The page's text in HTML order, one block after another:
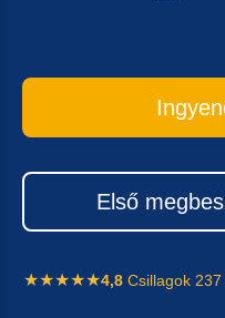
Első
4,8 Csilla­gok